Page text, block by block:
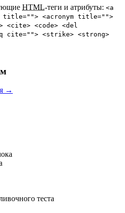
HTML-теги и атрибуты: <a
<acronym title="">
<cite> <code> <del
cite=""> <strike> <strong>
→
теста